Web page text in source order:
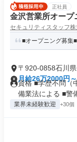
正社員
金沢営業所オープ
セキュリティスタッフ
■オープニング募集
〒920-0858石川
月給26万2000円
資格 ■学歴不問（
備業法による ■警
業界未経験歓迎 +30個